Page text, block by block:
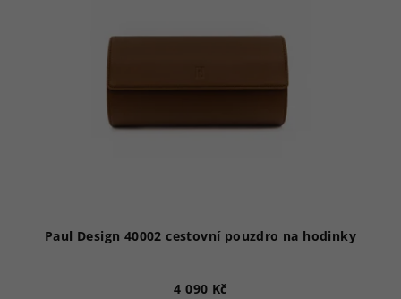
Paul Design 40002 cestovní pouzdro na hodinky
4 090 Kč